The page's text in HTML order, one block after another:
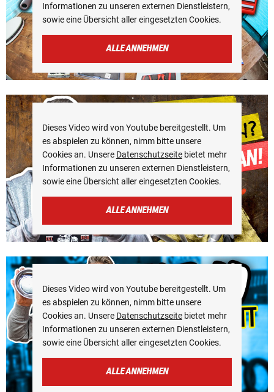
Informationen zu unseren externen Dienstleistern,
sowie eine Übersicht aller eingesetzten Cookies.
ALLE ANNEHMEN
Dieses Video wird von Youtube bereitgestellt. Um
es abspielen zu können, nimm bitte unsere
Cookies an. Unsere Datenschutzseitebietet mehr
Informationen zu unseren externen Dienstleistern,
sowie eine Übersicht aller eingesetzten Cookies.
ALLE ANNEHMEN
Dieses Video wird von Youtube bereitgestellt. Um
es abspielen zu können, nimm bitte unsere
Cookies an. Unsere Datenschutzseitebietet mehr
Informationen zu unseren externen Dienstleistern,
sowie eine Übersicht aller eingesetzten Cookies.
ALLE ANNEHMEN